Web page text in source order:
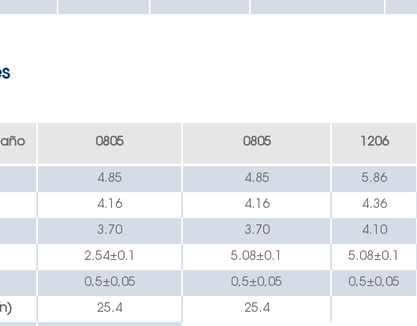
0805 0805 1206
4.85 4.85 5.86
4.16 4.16 4.36
3.70 3.70 4.10
2.54±0.1 5.08±0.1 5.08±0.1
0,5±0,05 0,5±0,05 0,5±0,05
25.4 25.4